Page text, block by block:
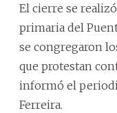
El cierre se
primaria del
se congregaron
que protestan
informó el
Ferreira.